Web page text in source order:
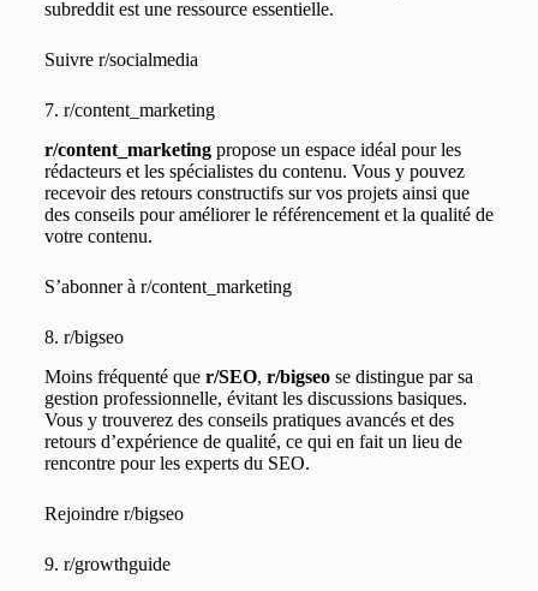
subreddit est une ressource essentielle.
Suivre r/socialmedia
7. r/content_marketing
r/content_marketingpropose un espace idéal pour les
rédacteurs et les spécialistes du contenu. Vous y pouvez
recevoir des retours constructifs sur vos projets ainsi que
des conseils pour améliorer le référencement et la qualité de
votre contenu.
S’abonner à r/content_marketing
8. r/bigseo
Moins fréquenté que r/SEO, r/bigseose distingue par sa
gestion professionnelle, évitant les discussions basiques.
Vous y trouverez des conseils pratiques avancés et des
retours d’expérience de qualité, ce qui en fait un lieu de
rencontre pour les experts du SEO.
Rejoindre r/bigseo
9. r/growthguide